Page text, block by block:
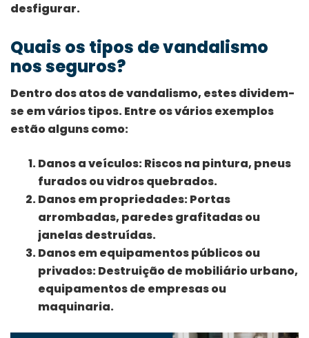
desfigurar.
Quais os tipos de vandalismo
nos seguros?
Dentro dos atos de vandalismo, estes dividem-
se em vários tipos. Entre os vários exemplos
estão alguns como:
Danos a veículos: Riscos na pintura, pneus
furados ou vidros quebrados.
Danos em propriedades: Portas
arrombadas, paredes grafitadas ou
janelas destruídas.
Danos em equipamentos públicos ou
privados: Destruição de mobiliário urbano,
equipamentos de empresas ou
maquinaria.